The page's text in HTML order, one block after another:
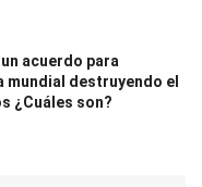
acuerdo para
mundial destruyendo el
¿Cuáles son?